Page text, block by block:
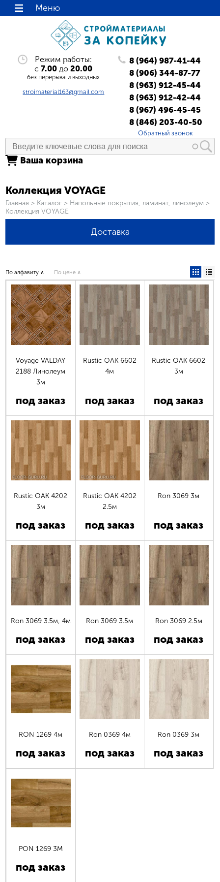
Режим работы:
с7.00 до20.00
без перерыва и выходных
stroimaterial163@gmail.com
8 (964) 987-41-44
8 (906) 344-87-77
8 (963) 912-45-44
8 (963) 912-42-44
8 (967) 496-45-45
8 (846) 203-40-50
Обратный звонок
Ваша корзина
Меню
Коллекция VOYAGE
Вы здесь
Главная > Каталог > Напольные покрытия, ламинат, линолеум >
Коллекция VOYAGE
Доставка
По алфавиту ∧ По цене ∧
Voyage VALDAY
2188 Линолеум
3м
под заказ
Rustic OAK 6602
4м
под заказ
Rustic OAK 6602
3м
под заказ
Rustic OAK 4202
3м
под заказ
Rustic OAK 4202
2.5м
под заказ
Ron 3069 3м
под заказ
Ron 3069 3.5м, 4м
под заказ
Ron 3069 3.5м
под заказ
Ron 3069 2.5м
под заказ
RON 1269 4м
под заказ
Ron 0369 4м
под заказ
Ron 0369 3м
под заказ
PON 1269 3М
под заказ